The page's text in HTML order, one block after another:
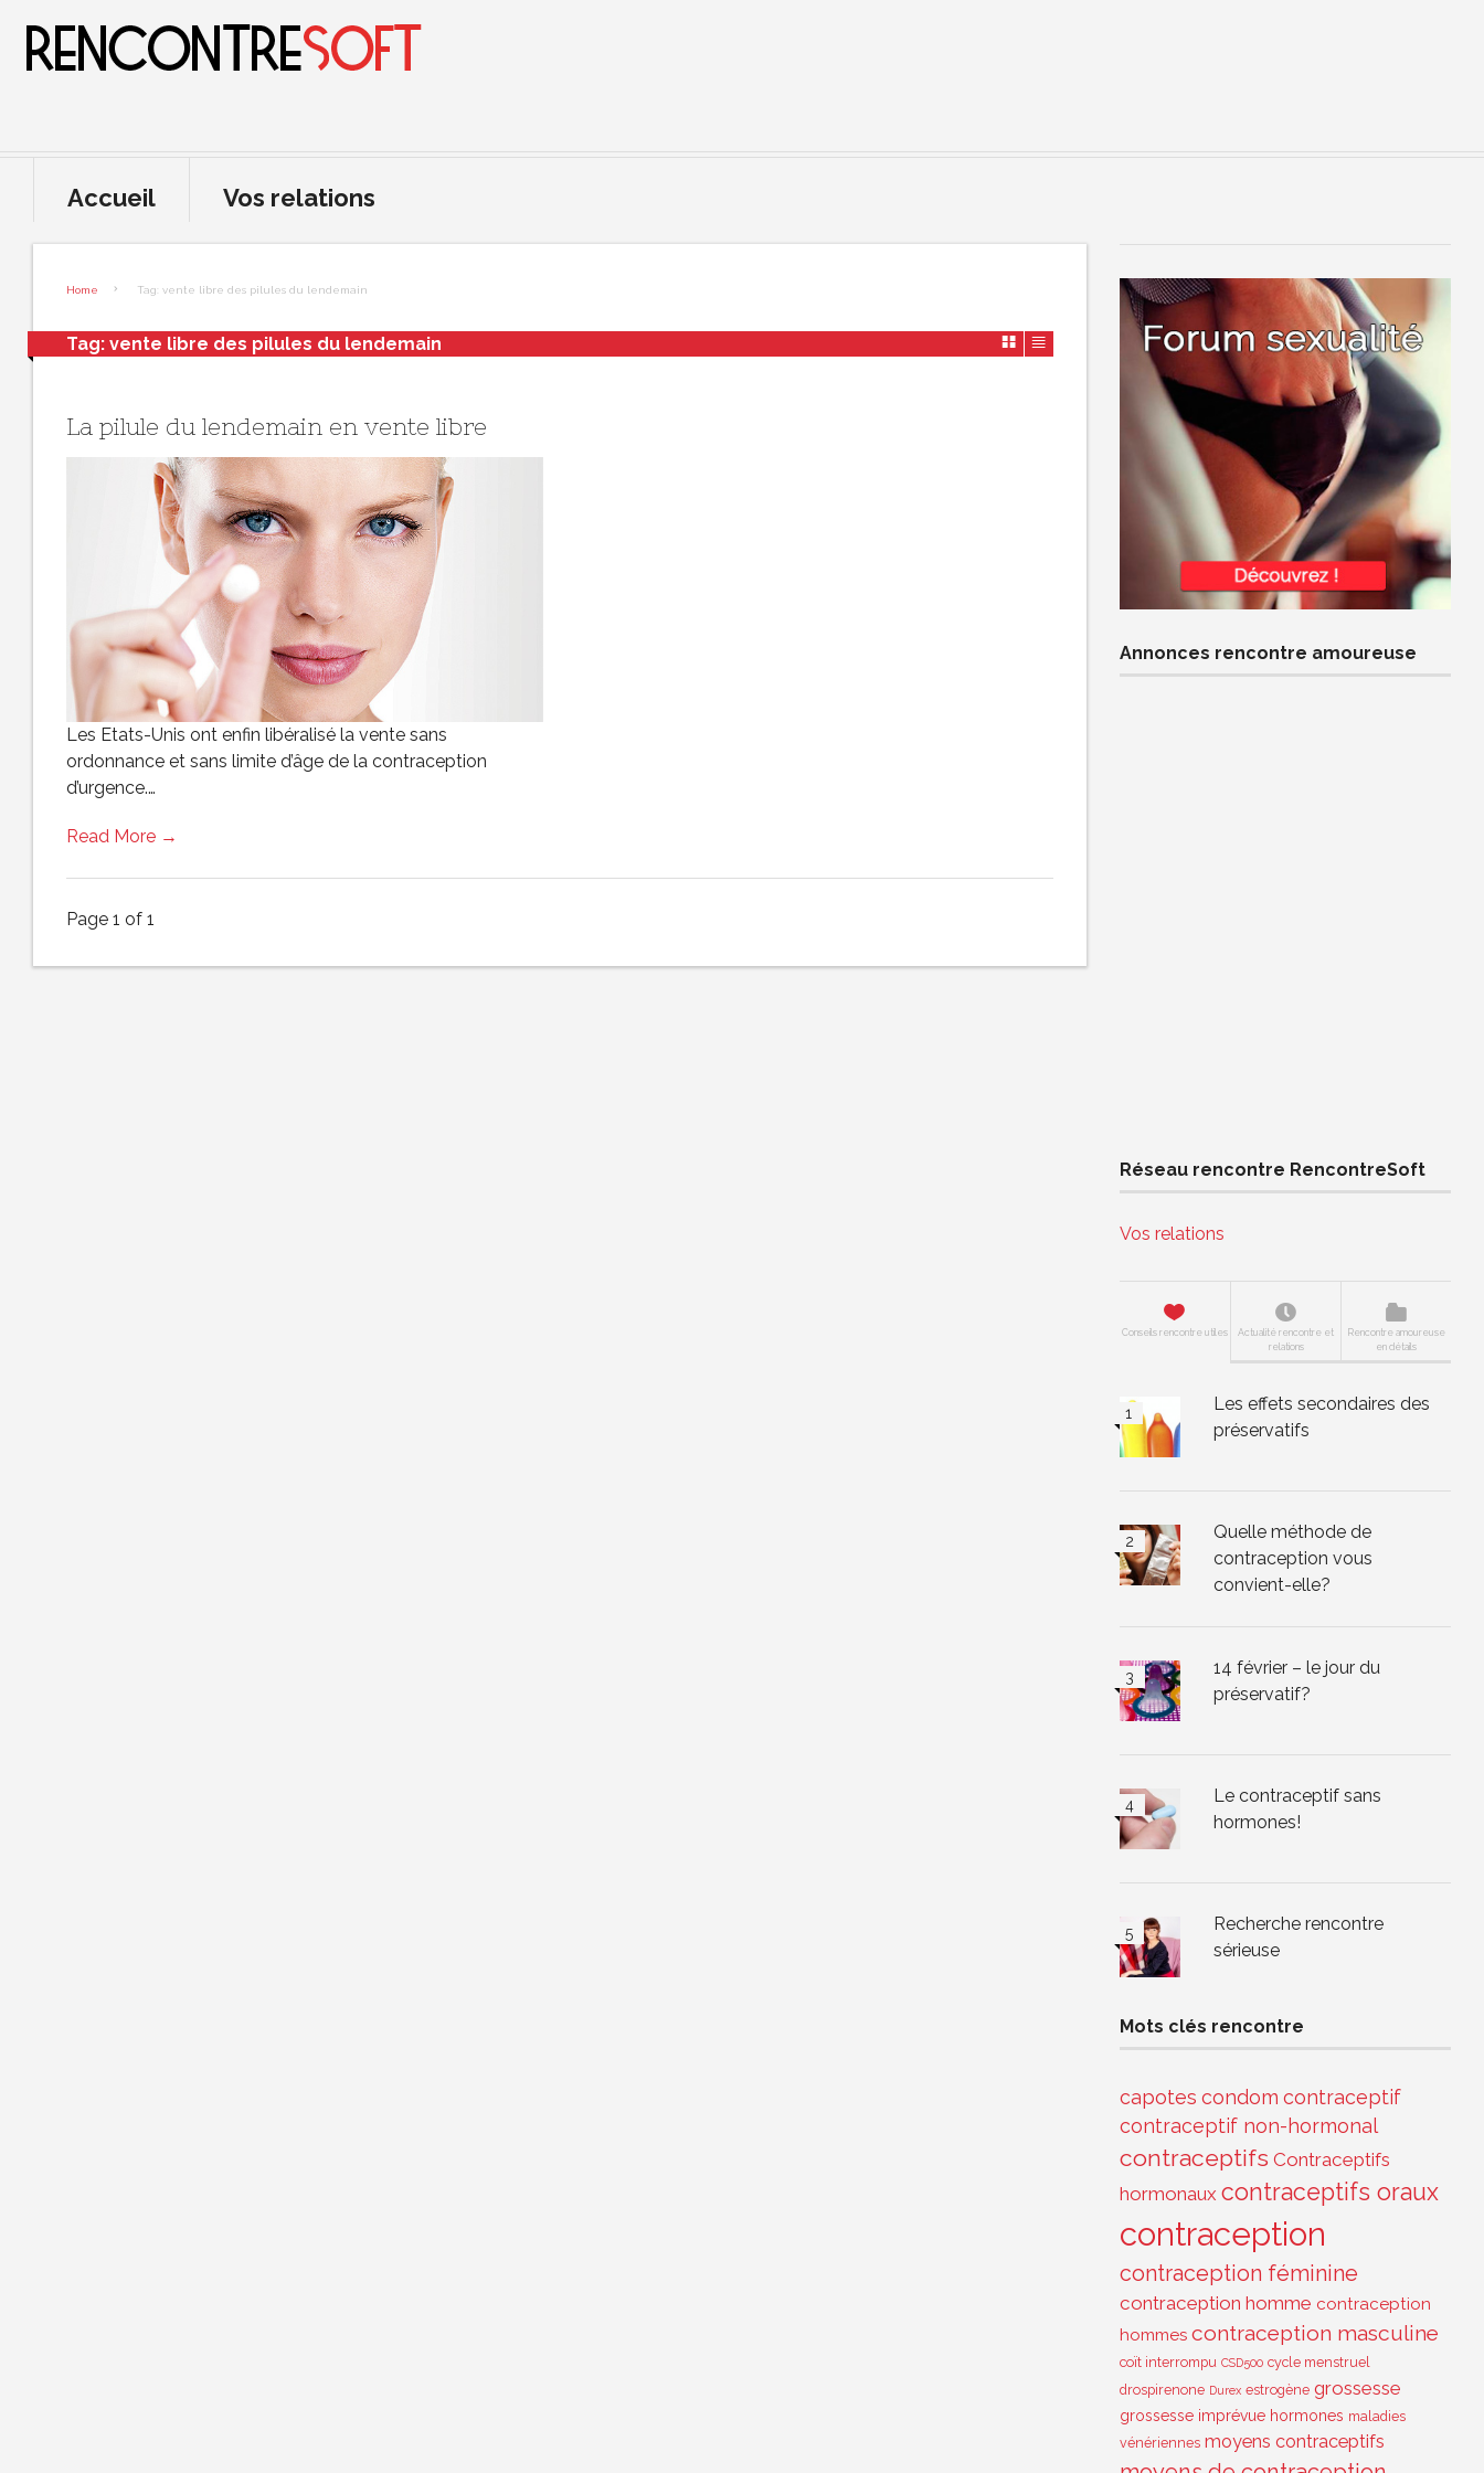
Accueil Vos relations
Home Tag: vente libre des pilules du lendemain
Tag: vente libre des pilules du lendemain
La pilule du lendemain en vente libre
Les Etats-Unis ont enfin libéralisé la vente sans
ordonnance et sans limite d’âge de la contraception
d’urgence.…
Read More →
Page 1 of 1
Annonces rencontre amoureuse
Réseau rencontre RencontreSoft
Vos relations
Conseils rencontre utiles
Actualité rencontre et
relations
Rencontre amoureuse
en détails
Les effets secondaires des
préservatifs
Quelle méthode de
contraception vous
convient-elle?
14 février – le jour du
préservatif?
Le contraceptif sans
hormones!
Recherche rencontre
sérieuse
Mots clés rencontre
capotes condom contraceptif
contraceptif non-hormonal
contraceptifs Contraceptifs
hormonaux contraceptifs oraux
contraception
contraception féminine
contraception homme contraception
hommes contraception masculine
coït interrompu CSD500 cycle menstruel
drospirenone Durex estrogène grossesse
grossesse imprévue hormones maladies
vénériennes moyens contraceptifs